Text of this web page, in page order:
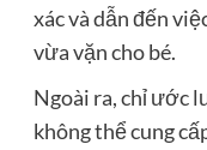
xác và dẫn đến
vừa vặn cho bé.
Ngoài ra, chỉ ước
không thể cung